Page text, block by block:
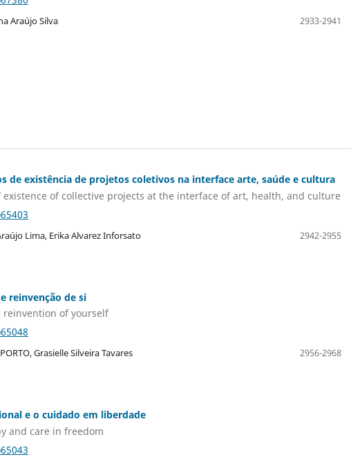
Araújo Silva
2933-2941
de existência de projetos coletivos na interface arte, saúde e cultura
of collective projects at the interface of art, health, and culture
Lima, Erika Alvarez Inforsato
2942-2955
reinvenção de si
reinvention of yourself
Grasielle Silveira Tavares
2956-2968
e o cuidado em liberdade
and care in freedom